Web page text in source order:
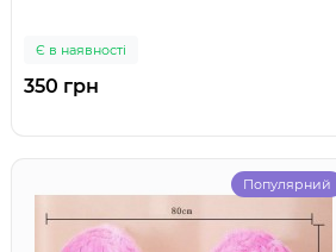
Є в наявності
350 грн
Популярний